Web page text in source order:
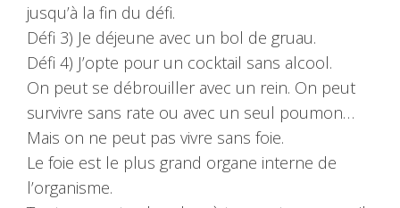
jusqu’à la fin du défi.
Défi 3) Je déjeune avec un bol de gruau.
Défi 4) J’opte pour un cocktail sans alcool.
On peut se débrouiller avec un rein. On peut
survivre sans rate ou avec un seul poumon…
Mais on ne peut pas vivre sans foie.
Le foie est le plus grand organe interne de
l’organisme.